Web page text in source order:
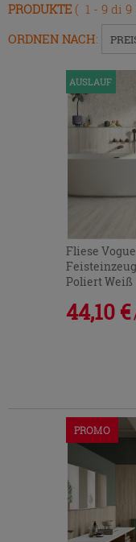
um
das
auszublenden.
PRODUKTE ( 1 - 9 di
ORDNEN NACH:
AUSLAUF
Fliese
Poliert Weiß
44,10 €
PROMO